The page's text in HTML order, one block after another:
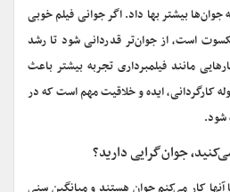
بیشتر بها داد. اگر جوانی فیلم خوبی
است، از جوان‌تر قدردانی شود تا رشد
مانند فیلمبرداری تجربه بیشتر باعث
کارگردانی، ایده و خلاقیت مهم است که در
شود.
جوان‌گرایی دارید؟